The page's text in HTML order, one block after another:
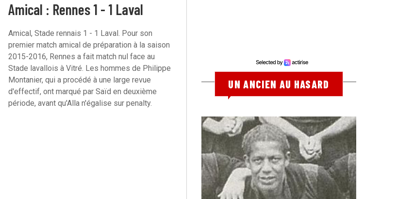
Amical : Rennes 1 - 1 Laval
Amical, Stade rennais 1 - 1 Laval. Pour son
premier match amical de préparation à la saison
2015-2016, Rennes a fait match nul face au
Stade lavallois à Vitré. Les hommes de Philippe
Montanier, qui a procédé à une large revue
d'effectif, ont marqué par Saïd en deuxième
période, avant qu'Alla n'égalise sur penalty.
UN ANCIEN AU HASARD